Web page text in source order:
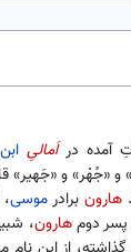
آمده دراَمالیِ
و «جُهْر» و
هارون برادرموسی
پسر دومهارون،